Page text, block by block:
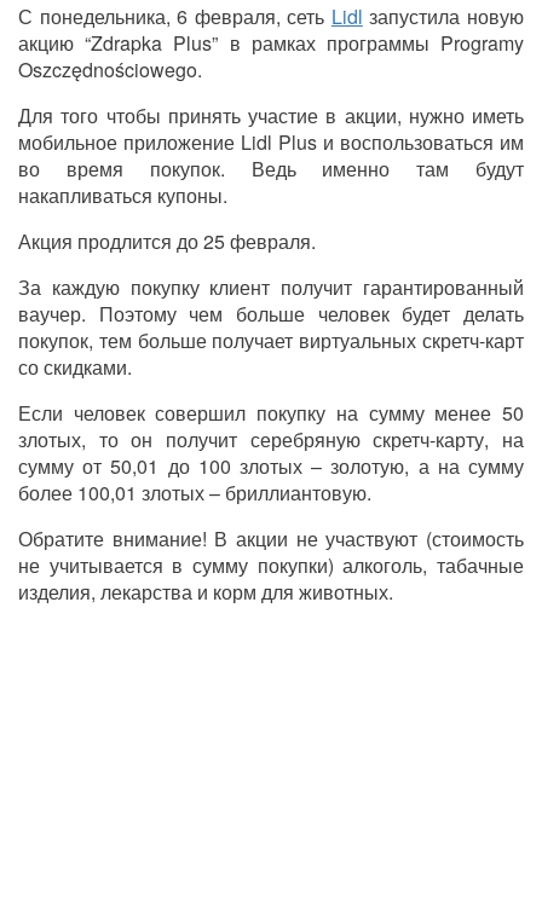
С понедельника, 6 февраля, сеть Lidl запустила новую
акцию “Zdrapka Plus” в рамках программы Programy
Oszczędnościowego.
Для того чтобы принять участие в акции, нужно иметь
мобильное приложение Lidl Plus и воспользоваться им
во время покупок. Ведь именно там будут
накапливаться купоны.
Акция продлится до 25 февраля.
За каждую покупку клиент получит гарантированный
ваучер. Поэтому чем больше человек будет делать
покупок, тем больше получает виртуальных скретч-карт
со скидками.
Если человек совершил покупку на сумму менее 50
злотых, то он получит серебряную скретч-карту, на
сумму от 50,01 до 100 злотых – золотую, а на сумму
более 100,01 злотых – бриллиантовую.
Обратите внимание! В акции не участвуют (стоимость
не учитывается в сумму покупки) алкоголь, табачные
изделия, лекарства и корм для животных.